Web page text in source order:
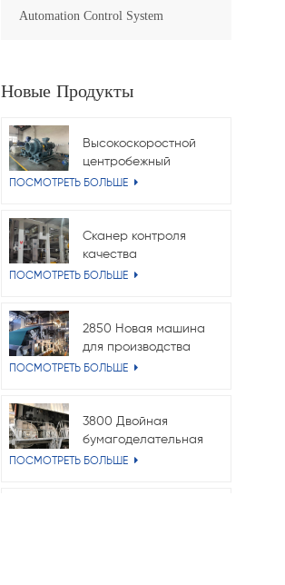
Automation Control System
Новые Продукты
Высокоскоростной
центробежный
вентилятор
машины
ПОСМОТРЕТЬ БОЛЬШЕ
Сканер контроля
качества
бумагоделательной
веса и влажности
ПОСМОТРЕТЬ БОЛЬШЕ
2850 Новая машина
для производства
папиросной бумаги
ПОСМОТРЕТЬ БОЛЬШЕ
3800 Двойная
бумагоделательная
машина для
ПОСМОТРЕТЬ БОЛЬШЕ